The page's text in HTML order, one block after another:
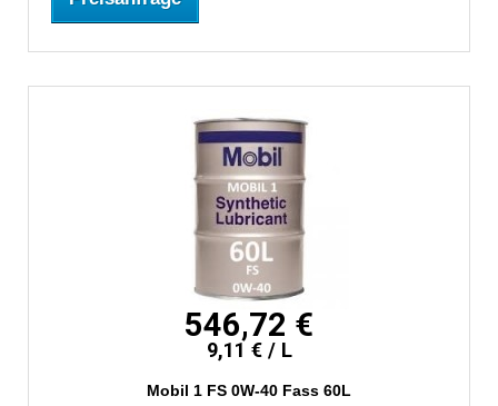
546,72 €
9,11 € / L
Mobil 1 FS 0W-40 Fass 60L